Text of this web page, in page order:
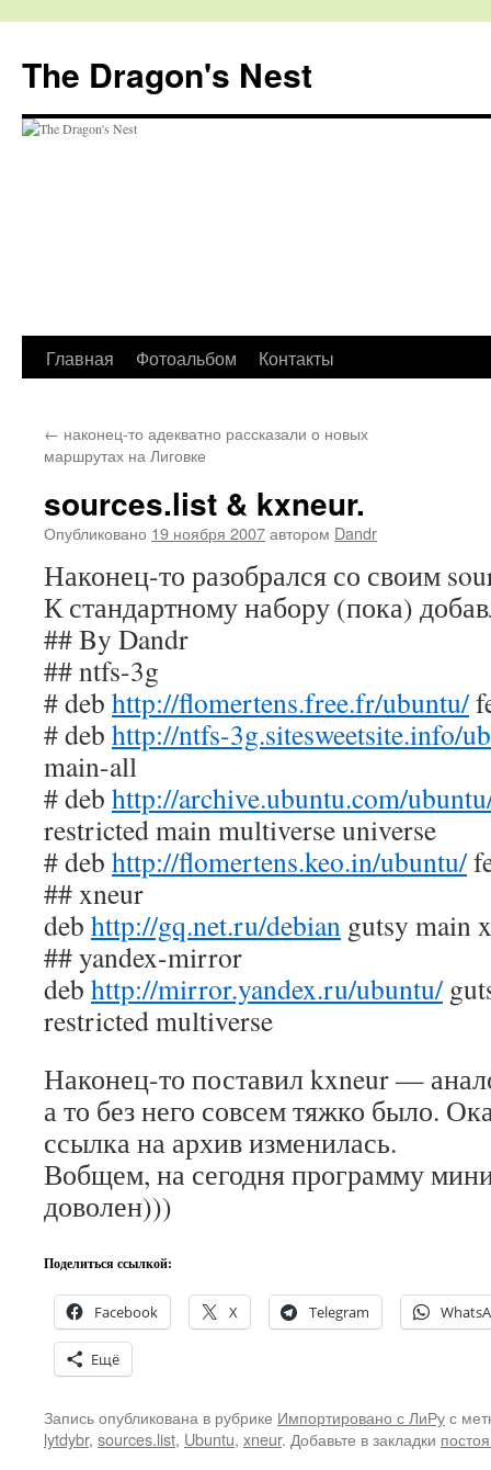
The Dragon's Nest
Перейти
содержимому
Главная Фотоальбом Контакты
← наконец-то адекватно рассказали о новых
маршрутах на Лиговке
sources.list & kxneur.
Опубликовано 19 ноября 2007автором Dandr
Наконец-то разобрался со своим
К стандартному набору (пока)
## By Dandr
## ntfs-3g
# deb http://flomertens.free.fr/ubuntu/
# deb http://ntfs-3g.sitesweetsite.info/
main-all
# deb http://archive.ubuntu.com/
restricted main multiverse universe
# deb http://flomertens.keo.in/ubuntu/
## xneur
deb http://gq.net.ru/debian gutsy main
## yandex-mirror
deb http://mirror.yandex.ru/ubuntu/
restricted multiverse
Наконец-то поставил kxneur —
а то без него совсем тяжко было.
ссылка на архив изменилась.
Вобщем, на сегодня программу
доволен)))
Поделиться ссылкой:
Facebook X Telegram
Ещё
Запись опубликована в рубрике Импортировано с ЛиРус
lytdybr, sources.list, Ubuntu, xneur. Добавьте в закладки